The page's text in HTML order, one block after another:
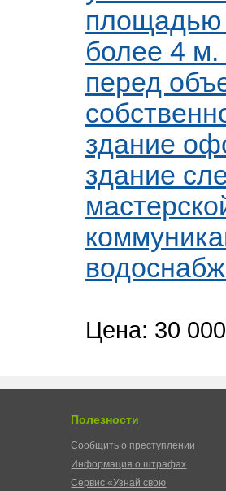
площадью
более 4
перед
здание
здание
Цена: 30
Полезности
Сообщить о преступлении
Информация о штрафах
Сервис «Узнай свою